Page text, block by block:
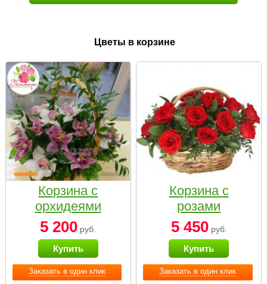
Цветы в корзине
Заказать в один клик
Корзина с
орхидеями
малая
5 200 руб.
Купить
Заказать в один клик
Корзина с
розами
«Красный
Париж»
5 450руб.
Купить